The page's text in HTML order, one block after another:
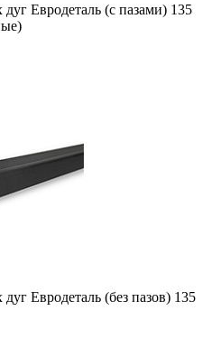
Евродеталь (с пазами) 135
Евродеталь (без пазов) 135